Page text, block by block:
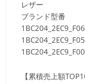
レザー
ブランド型番
【累積売上額